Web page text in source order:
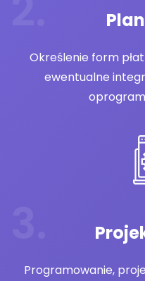
Określenie form
ewentualne
Programowanie,